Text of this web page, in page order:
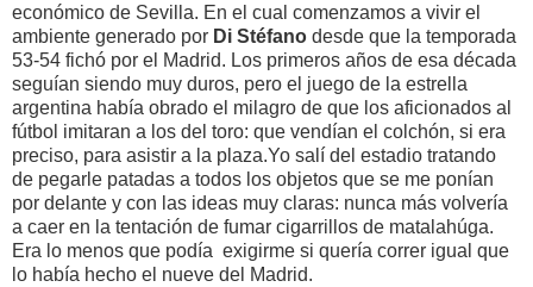
económico de Sevilla. En el cual comenzamos a vivir el
ambiente generado por Di Stéfano desde que la temporada
53-54 fichó por el Madrid. Los primeros años de esa década
seguían siendo muy duros, pero el juego de la estrella
argentina había obrado el milagro de que los aficionados al
fútbol imitaran a los del toro: que vendían el colchón, si era
preciso, para asistir a la plaza.Yo salí del estadio tratando
de pegarle patadas a todos los objetos que se me ponían
por delante y con las ideas muy claras: nunca más volvería
a caer en la tentación de fumar cigarrillos de matalahúga.
Era lo menos que podía exigirme si quería correr igual que
lo había hecho el nueve del Madrid.